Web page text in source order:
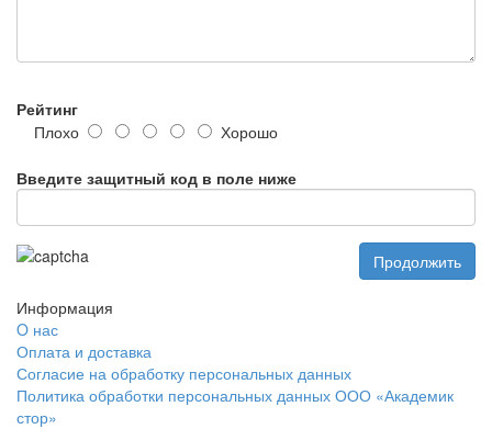
Рейтинг
Плохо
Хорошо
Введите защитный код в поле ниже
Продолжить
Информация
O нас
Оплата и доставка
Согласие на обработку персональных данных
Политика обработки персональных данных ООО «Академик
стор»